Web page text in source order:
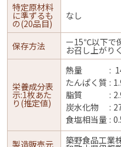
特定原材料
に準ずるも
の(20品目)
なし
保存方法 ー15℃以下で
お召し上がり
栄養成分表
示:1枚あた
り(推定値)
熱量
たんぱく質
脂質
炭水化物
食塩相当量
製造販売元 築野食品工業